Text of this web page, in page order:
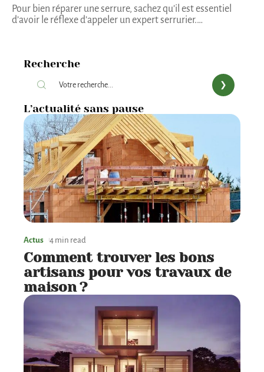
Pour bien réparer une serrure, sachez qu’il est essentiel
d’avoir le réflexe d’appeler un expert serrurier.…
Recherche
L’actualité sans pause
Actus 4 min read
Comment trouver les bons
artisans pour vos travaux de
maison ?